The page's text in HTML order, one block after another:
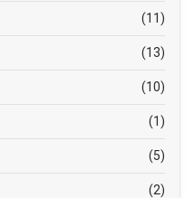
(11)
(13)
(10)
(1)
(5)
(2)